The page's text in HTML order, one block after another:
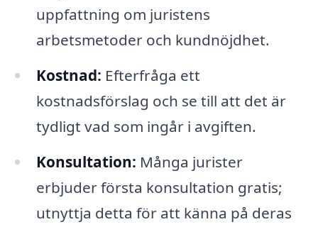
uppfattning om juristens
arbetsmetoder och kundnöjdhet.
Kostnad: Efterfråga ett
kostnadsförslag och se till att det är
tydligt vad som ingår i avgiften.
Konsultation: Många jurister
erbjuder första konsultation gratis;
utnyttja detta för att känna på deras